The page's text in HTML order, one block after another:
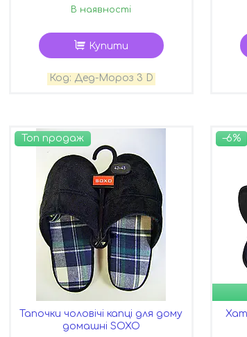
В наявності
Купити
Дед-Мороз 3 D
Топ продаж
Тапочки чоловічі капці для дому
домашні SOXO
–6%